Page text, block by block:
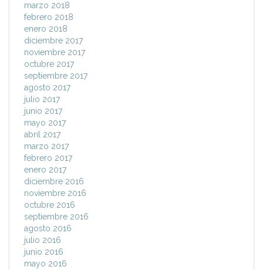
marzo 2018
febrero 2018
enero 2018
diciembre 2017
noviembre 2017
octubre 2017
septiembre 2017
agosto 2017
julio 2017
junio 2017
mayo 2017
abril 2017
marzo 2017
febrero 2017
enero 2017
diciembre 2016
noviembre 2016
octubre 2016
septiembre 2016
agosto 2016
julio 2016
junio 2016
mayo 2016